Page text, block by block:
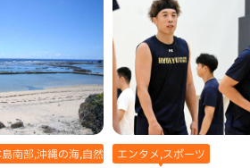
南部,沖縄の海,自然 エンタメ,スポーツ